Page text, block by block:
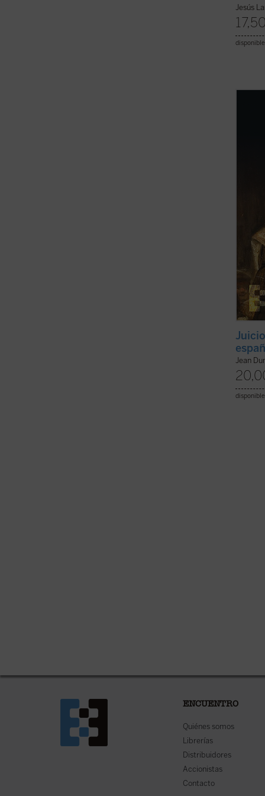
Jesús
que
gran
de
Jean
ENCUENTRO
Quiénes somos
Librerías
Distribuidores
Accionistas
Contacto